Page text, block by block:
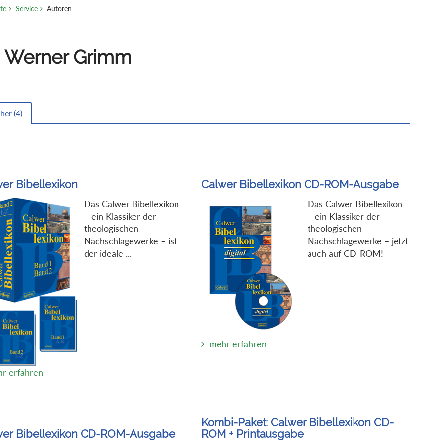
Service Autoren
Werner Grimm
(4)
Bibellexikon
Das Calwer Bibellexikon
– ein Klassiker der
theologischen
Nachschlagewerke – ist
der ideale ...
erfahren
Calwer Bibellexikon CD-ROM-Ausgabe
Das Calwer Bibellexikon
– ein Klassiker der
theologischen
Nachschlagewerke – jetzt
auch auf CD-ROM!
mehr erfahren
Bibellexikon CD-ROM-Ausgabe
Kombi-Paket: Calwer Bibellexikon CD-
ROM + Printausgabe